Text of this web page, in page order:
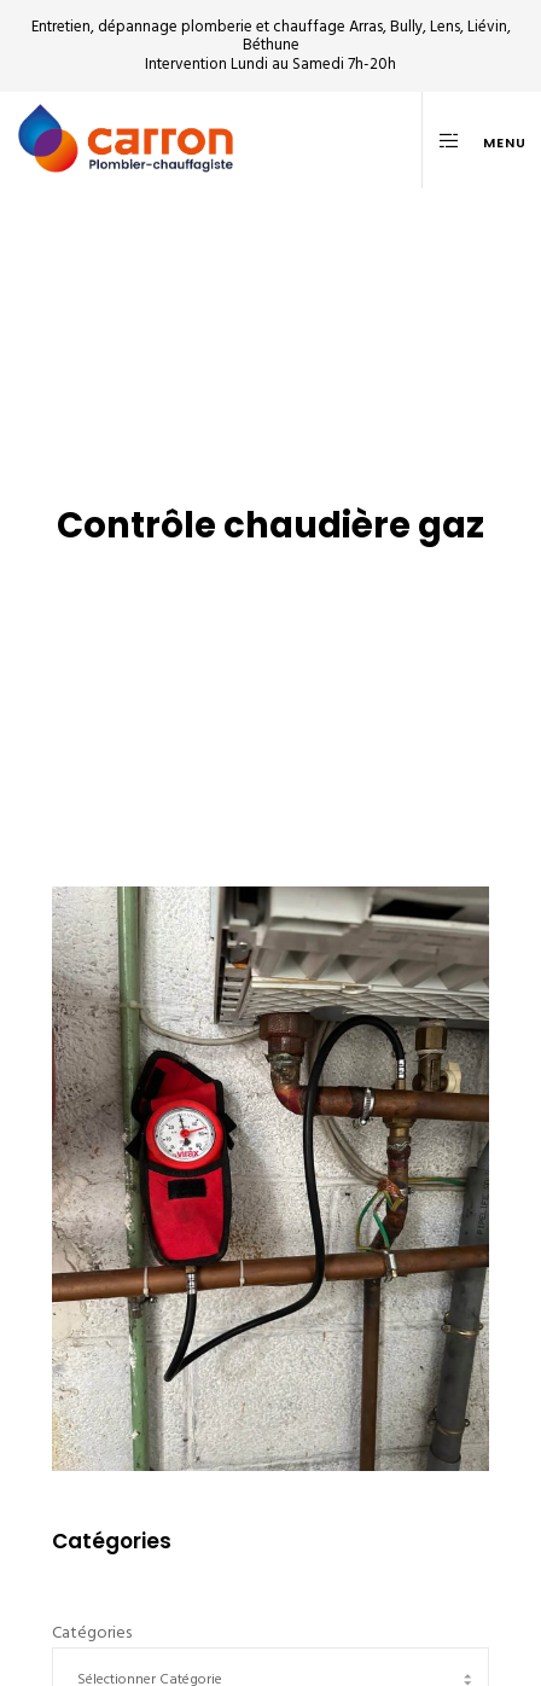
Entretien, dépannage plomberie et chauffage Arras, Bully, Lens, Liévin,
Béthune
Intervention Lundi au Samedi 7h-20h
MENU
Contrôle chaudière gaz
Catégories
Catégories